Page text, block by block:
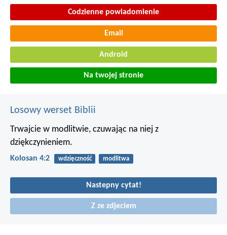
Codzienne powiadomienie
Email
Android
Na twojej stronie
Losowy werset Biblii
Trwajcie w modlitwie, czuwając na niej z
dziękczynieniem.
Kolosan 4:2 wdzięczność modlitwa
Nastepny cytat!
Z ze zdjeciem